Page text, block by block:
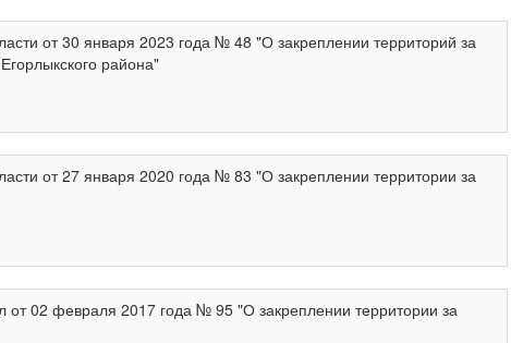
от 30 января 2023 года № 48 "О закреплении территорий за
района"
от 27 января 2020 года № 83 "О закреплении территории за
02 февраля 2017 года № 95 "О закреплении территории за